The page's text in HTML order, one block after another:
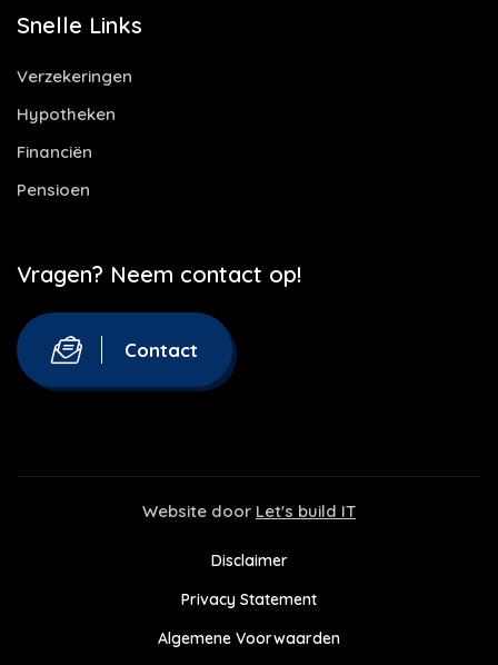
Snelle Links
Verzekeringen
Hypotheken
Financiën
Pensioen
Vragen? Neem contact op!
Contact
Website door Let's build IT
Disclaimer
Privacy Statement
Algemene Voorwaarden